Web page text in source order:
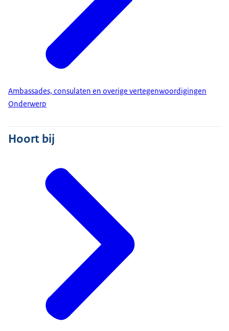
Ambassades, consulaten en overige vertegenwoordigingen
Onderwerp
Hoort bij